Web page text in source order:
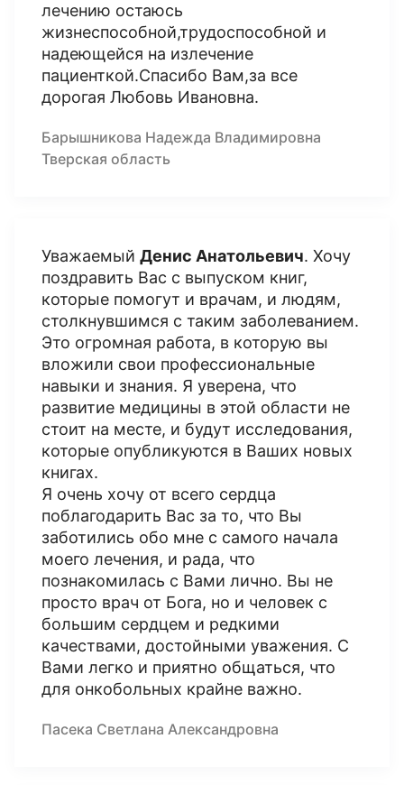
лечению остаюсь
жизнеспособной,трудоспособной и
надеющейся на излечение
пациенткой.Спасибо Вам,за все
дорогая Любовь Ивановна.
Барышникова Надежда Владимировна
Тверская область
Уважаемый Денис Анатольевич. Хочу
поздравить Вас с выпуском книг,
которые помогут и врачам, и людям,
столкнувшимся с таким заболеванием.
Это огромная работа, в которую вы
вложили свои профессиональные
навыки и знания. Я уверена, что
развитие медицины в этой области не
стоит на месте, и будут исследования,
которые опубликуются в Ваших новых
книгах.
Я очень хочу от всего сердца
поблагодарить Вас за то, что Вы
заботились обо мне с самого начала
моего лечения, и рада, что
познакомилась с Вами лично. Вы не
просто врач от Бога, но и человек с
большим сердцем и редкими
качествами, достойными уважения. С
Вами легко и приятно общаться, что
для онкобольных крайне важно.
Пасека Светлана Александровна